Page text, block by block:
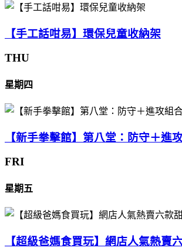
【手工話咁易】環保兒童收納架
THU
星期四
【新手拳擊館】第八堂：防守＋進
FRI
星期五
【超級爸媽食買玩】網店人氣熱賣